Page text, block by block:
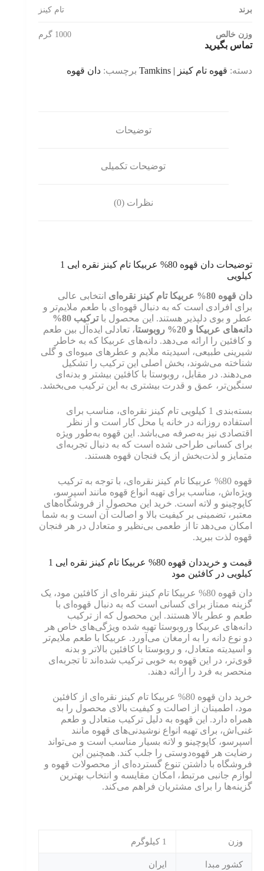
برند تام کینز
وزن خالص 1000 گرم
تماس بگیرید
دسته: قهوه تام کینز | Tamkins برچسب: دان قهوه
توضیحات
توضیحات تکمیلی
نظرات (0)
توضیحات دان قهوه 80% عربیکا تام کینز نقره ایی 1
کیلویی
دان قهوه 80% عربیکا تام کینز نقره‌ای
انتخابی عالی
برای افرادی است که به دنبال قهوه‌ای با طعم ملایم‌تر و
عطر و بوی دلپذیر هستند. این محصول با
ترکیب 80%
دانه‌های عربیکا و 20% روبوستا
، تعادلی ایده‌آل بین طعم
و کافئین را ارائه می‌دهد. دانه‌های عربیکا که به خاطر
شیرینی طبیعی، اسیدیته ملایم و عطرهای میوه‌ای و گلی
شناخته می‌شوند، بخش اصلی این ترکیب را تشکیل
می‌دهند. در مقابل، روبوستا با کافئین بیشتر و بدنه‌ای
سنگین‌تر، عمق و قدرت بیشتری به این ترکیب می‌بخشد.
بسته‌بندی 1 کیلویی تام کینز نقره‌ای، مناسب برای
استفاده روزانه در خانه یا محل کار است و از نظر
اقتصادی نیز به‌صرفه می‌باشد. این قهوه به‌طور ویژه
برای کسانی طراحی شده است که به دنبال تجربه‌ای
متمایز و لذت‌بخش از یک فنجان قهوه هستند.
قهوه 80% عربیکا تام کینز نقره‌ای، با توجه به ترکیب
ویژه‌اش، مناسب برای تهیه انواع قهوه مانند اسپرسو،
کاپوچینو و لاته است. خرید این محصول از فروشگاه‌های
معتبر، تضمینی بر کیفیت بالا و اصالت آن است و به شما
امکان می‌دهد تا از طعمی بی‌نظیر و متعادل در هر فنجان
قهوه لذت ببرید.
قیمت و خریددان قهوه 80% عربیکا تام کینز نقره ایی 1
کیلویی در کافئین مود
دان قهوه 80% عربیکا تام کینز نقره‌ای از کافئین مود، یک
گزینه ممتاز برای کسانی است که به دنبال قهوه‌ای با
طعم و عطر بالا هستند. این محصول که از ترکیب
دانه‌های عربیکا وروبوستا تهیه شده ویژگی‌های خاص هر
دو نوع دانه را به ارمغان می‌آورد. عربیکا با طعم ملایم‌تر
و اسیدیته متعادل، و روبوستا با کافئین بالاتر و بدنه
قوی‌تر، در این قهوه به خوبی ترکیب شده‌اند تا تجربه‌ای
منحصر به فرد را ارائه دهند.
خرید دان قهوه 80% عربیکا تام کینز نقره‌ای از کافئین
مود، اطمینان از اصالت و کیفیت بالای محصول را به
همراه دارد. این قهوه به دلیل ترکیب متعادل و طعم
غنی‌اش، برای تهیه انواع نوشیدنی‌های قهوه مانند
اسپرسو، کاپوچینو و لاته بسیار مناسب است و می‌تواند
رضایت هر قهوه‌دوستی را جلب کند. همچنین این
فروشگاه با داشتن تنوع گسترده‌ای از محصولات قهوه و
لوازم جانبی مرتبط، امکان مقایسه و انتخاب بهترین
گزینه‌ها را برای مشتریان فراهم می‌کند.
وزن 1 کیلوگرم
کشور مبدا ایران